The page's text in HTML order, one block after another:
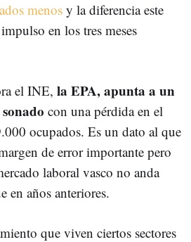
menosy la diferencia este
en los tres meses
el INE, la EPA, apunta a un
con una pérdida en el
ocupados. Es un dato al que
de error importante pero
laboral vasco no anda
en años anteriores.
que viven ciertos sectores